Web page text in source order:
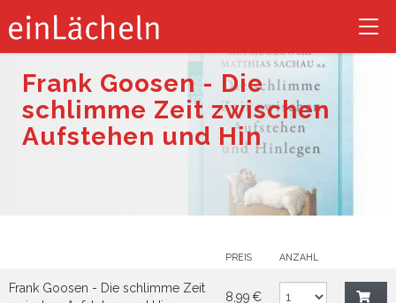
Frank Goosen - Die
schlimme Zeit zwischen
Aufstehen und Hin
PREIS ANZAHL
Frank Goosen - Die schlimme Zeit
8,99 €